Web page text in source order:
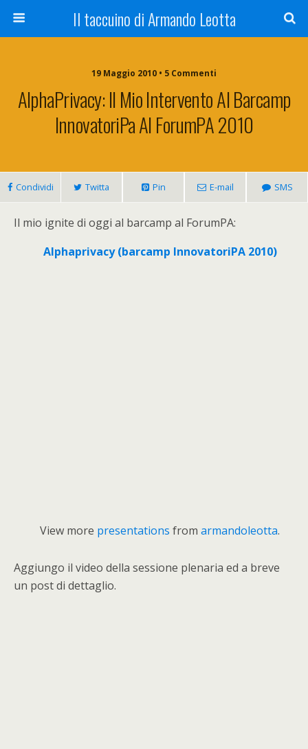
Il taccuino di Armando Leotta
19 Maggio 2010 • 5 Commenti
AlphaPrivacy: Il Mio Intervento Al Barcamp
InnovatoriPa Al ForumPA 2010
Condividi Twitta Pin E-mail SMS
Il mio ignite di oggi al barcamp al ForumPA:
Alphaprivacy (barcamp InnovatoriPA 2010)
View more presentations from armandoleotta.
Aggiungo il video della sessione plenaria ed a breve
un post di dettaglio.